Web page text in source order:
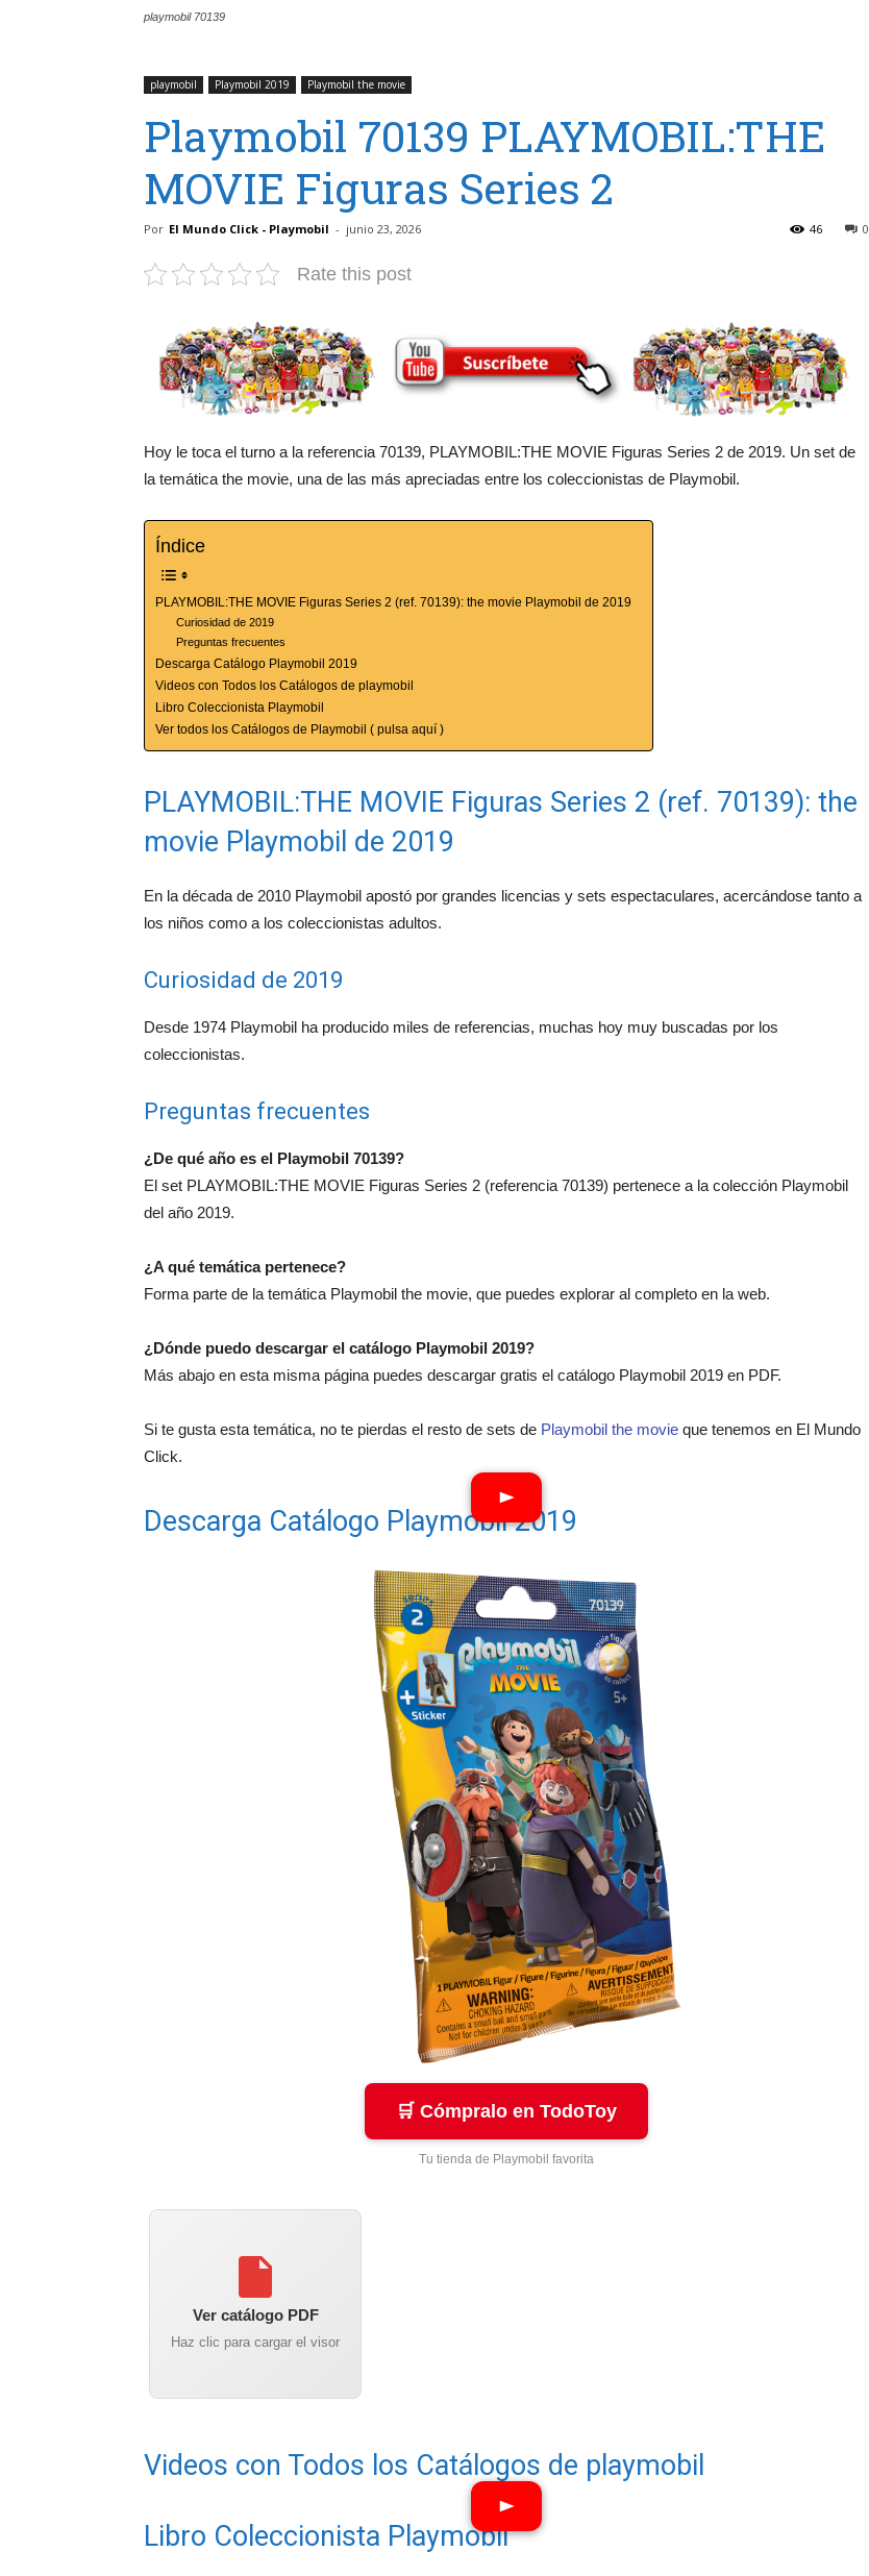
playmobil 70139
playmobil Playmobil 2019 Playmobil the movie
Playmobil 70139 PLAYMOBIL:THE
MOVIE Figuras Series 2
Por El Mundo Click - Playmobil - junio 23, 2026 0
46
Rate this post
Hoy le toca el turno a la referencia 70139, PLAYMOBIL:THE MOVIE Figuras Series 2 de 2019. Un set de
la temática the movie, una de las más apreciadas entre los coleccionistas de Playmobil.
Índice
PLAYMOBIL:THE MOVIE Figuras Series 2 (ref. 70139): the movie Playmobil de 2019
Curiosidad de 2019
Preguntas frecuentes
Descarga Catálogo Playmobil 2019
Videos con Todos los Catálogos de playmobil
Libro Coleccionista Playmobil
Ver todos los Catálogos de Playmobil ( pulsa aquí )
PLAYMOBIL:THE MOVIE Figuras Series 2 (ref. 70139): the
movie Playmobil de 2019
En la década de 2010 Playmobil apostó por grandes licencias y sets espectaculares, acercándose tanto a
los niños como a los coleccionistas adultos.
Curiosidad de 2019
Desde 1974 Playmobil ha producido miles de referencias, muchas hoy muy buscadas por los
coleccionistas.
Preguntas frecuentes
¿De qué año es el Playmobil 70139?
El set PLAYMOBIL:THE MOVIE Figuras Series 2 (referencia 70139) pertenece a la colección Playmobil
del año 2019.
¿A qué temática pertenece?
Forma parte de la temática Playmobil the movie, que puedes explorar al completo en la web.
¿Dónde puedo descargar el catálogo Playmobil 2019?
Más abajo en esta misma página puedes descargar gratis el catálogo Playmobil 2019 en PDF.
Si te gusta esta temática, no te pierdas el resto de sets de Playmobil the movie que tenemos en El Mundo
Click.
Descarga Catálogo Playmobil 2019
🛒 Cómpralo en TodoToy
Tu tienda de Playmobil favorita
Ver catálogo PDF
Haz clic para cargar el visor
Videos con Todos los Catálogos de playmobil
Libro Coleccionista Playmobil